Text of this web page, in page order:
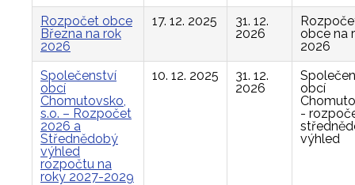
Rozpočet obce
Března na rok
2026
17. 12. 2025
31. 12.
2026
obce na
2026
Společenství
obcí
Chomutovsko,
s.o. – Rozpočet
2026 a
Střednědobý
výhled
rozpočtu na
roky 2027-2029
10. 12. 2025
31. 12.
2026
obcí
-
výhled